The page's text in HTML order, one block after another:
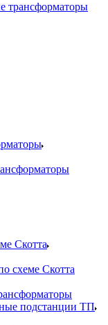
трансформаторы
Скотта
схеме Скотта
подстанции ТП